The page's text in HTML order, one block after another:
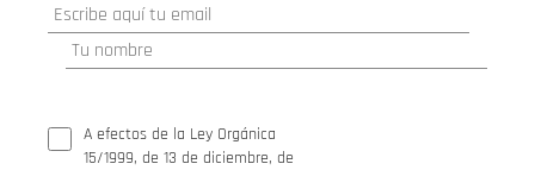
A efectos de la Ley Orgánica
15/1999, de 13 de diciembre, de